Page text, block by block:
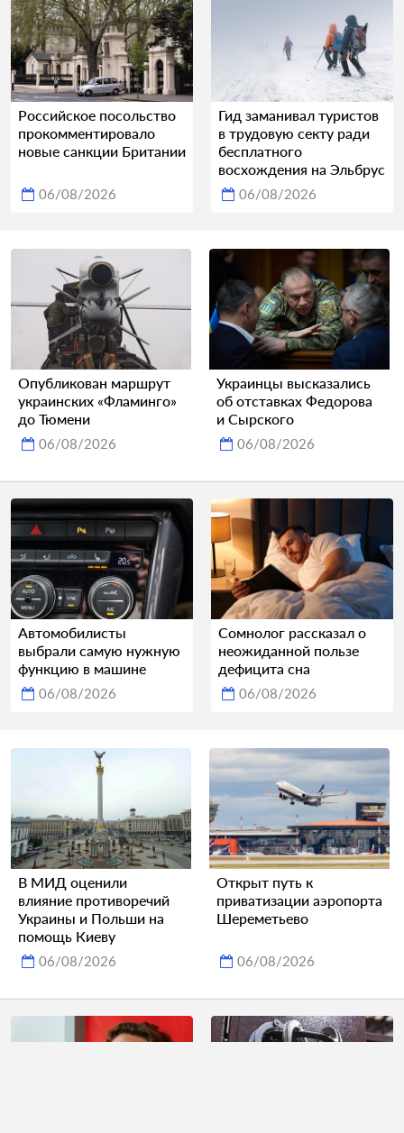
Российское посольство
прокомментировало
новые санкции Британии
06/08/2026
Гид заманивал туристов
в трудовую секту ради
бесплатного
восхождения на Эльбрус
06/08/2026
Опубликован маршрут
украинских «Фламинго»
до Тюмени
06/08/2026
Украинцы высказались
об отставках Федорова
и Сырского
06/08/2026
Автомобилисты
выбрали самую нужную
функцию в машине
06/08/2026
Сомнолог рассказал о
неожиданной пользе
дефицита сна
06/08/2026
В МИД оценили
влияние противоречий
Украины и Польши на
помощь Киеву
06/08/2026
Открыт путь к
приватизации аэропорта
Шереметьево
06/08/2026